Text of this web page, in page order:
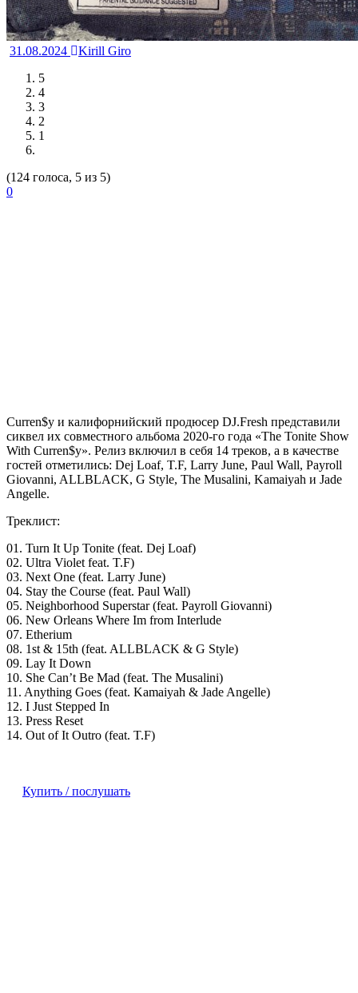
31.08.2024
Kirill Giro
5
4
3
2
1
(124 голоса, 5 из 5)
0
Curren$y и калифорнийский продюсер DJ.Fresh представили
сиквел их совместного альбома 2020-го года «The Tonite Show
With Curren$y». Релиз включил в себя 14 треков, а в качестве
гостей отметились: Dej Loaf, T.F, Larry June, Paul Wall, Payroll
Giovanni, ALLBLACK, G Style, The Musalini, Kamaiyah и Jade
Angelle.
Треклист:
01. Turn It Up Tonite (feat. Dej Loaf)
02. Ultra Violet feat. T.F)
03. Next One (feat. Larry June)
04. Stay the Course (feat. Paul Wall)
05. Neighborhood Superstar (feat. Payroll Giovanni)
06. New Orleans Where Im from Interlude
07. Etherium
08. 1st & 15th (feat. ALLBLACK & G Style)
09. Lay It Down
10. She Can’t Be Mad (feat. The Musalini)
11. Anything Goes (feat. Kamaiyah & Jade Angelle)
12. I Just Stepped In
13. Press Reset
14. Out of It Outro (feat. T.F)
Купить / послушать